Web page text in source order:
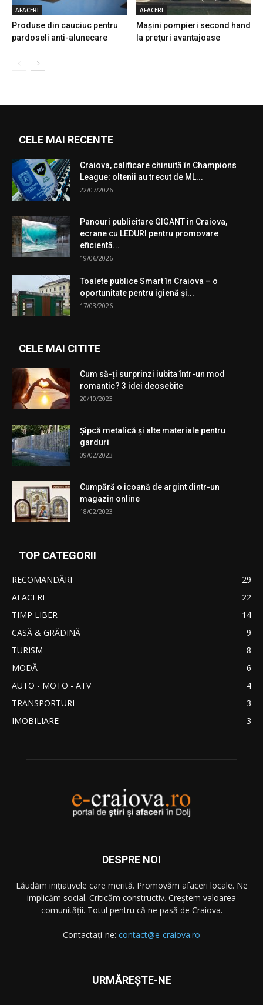
AFACERI
Produse din cauciuc pentru
pardoseli anti-alunecare
AFACERI
Maşini pompieri second hand
la preţuri avantajoase
CELE MAI RECENTE
Craiova, calificare chinuită în Champions
League: oltenii au trecut de ML...
22/07/2026
Panouri publicitare GIGANT în Craiova,
ecrane cu LEDURI pentru promovare
eficientă...
19/06/2026
Toalete publice Smart în Craiova – o
oportunitate pentru igienă şi...
17/03/2026
CELE MAI CITITE
Cum să-ți surprinzi iubita într-un mod
romantic? 3 idei deosebite
20/10/2023
Şipcă metalică şi alte materiale pentru
garduri
09/02/2023
Cumpără o icoană de argint dintr-un
magazin online
18/02/2023
TOP CATEGORII
RECOMANDĂRI
29
AFACERI
22
TIMP LIBER
14
CASĂ & GRĂDINĂ
9
TURISM
8
MODĂ
6
AUTO - MOTO - ATV
4
TRANSPORTURI
3
IMOBILIARE
3
DESPRE NOI
Lăudăm iniţiativele care merită. Promovăm afaceri locale. Ne
implicăm social. Criticăm constructiv. Creştem valoarea
comunităţii. Totul pentru că ne pasă de Craiova.
Contactați-ne: contact@e-craiova.ro
URMĂREŞTE-NE